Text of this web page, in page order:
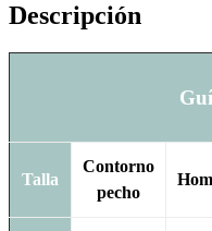
Descripción
Talla
Contorno
pecho